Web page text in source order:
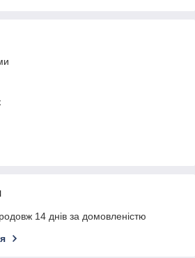
14 днів за домовленістю